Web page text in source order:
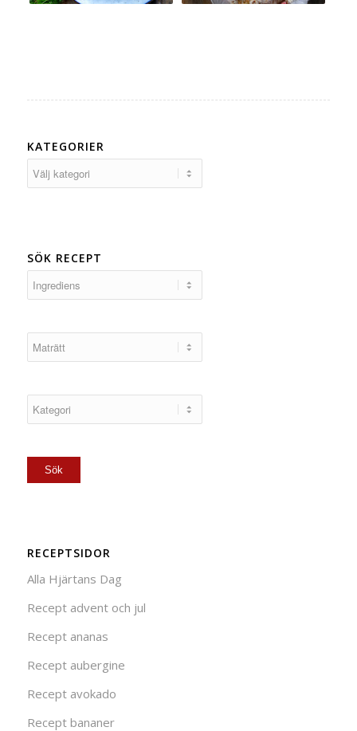
KATEGORIER
SÖK RECEPT
RECEPTSIDOR
Alla Hjärtans Dag
Recept advent och jul
Recept ananas
Recept aubergine
Recept avokado
Recept bananer